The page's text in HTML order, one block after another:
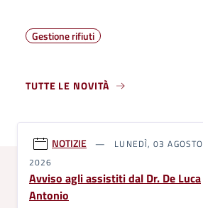
Gestione rifiuti
TUTTE LE NOVITÀ
NOTIZIE
LUNEDÌ, 03 AGOSTO
2026
Avviso agli assistiti dal Dr. De Luca
Antonio